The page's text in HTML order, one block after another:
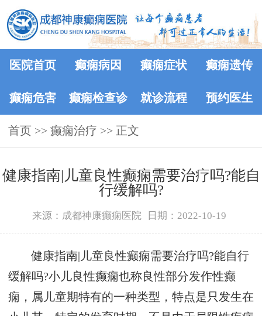
医院首页 癫痫病因 癫痫症状 癫痫遗传
癫痫危害 癫痫检查诊
断
就诊流程 预约医生
首页 >> 癫痫治疗 >> 正文
健康指南|儿童良性癫痫需要治疗吗?能自
行缓解吗?
来源：成都神康癫痫医院 日期：2022-10-19
健康指南|儿童良性癫痫需要治疗吗?能自行
缓解吗?小儿良性癫痫也称良性部分发作性癫
痫，属儿童期特有的一种类型，特点是只发生在